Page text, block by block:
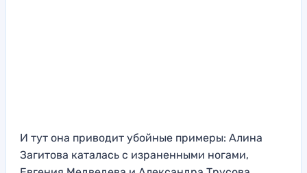
И тут она приводит убойные примеры: Алина
Загитова каталась с израненными ногами,